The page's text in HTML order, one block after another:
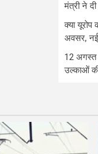
मंत्री ने
क्या
अवसर, नई
12 अगस्त
उल्काओं की